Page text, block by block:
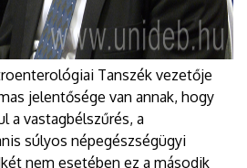
Tanszék vezetője
jelentősége van annak, hogy
a vastagbélszűrés, a
súlyos népegészségügyi
nem esetében ez a második